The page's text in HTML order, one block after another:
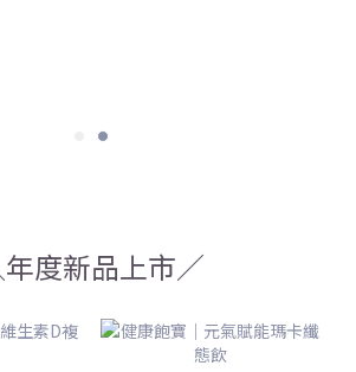
度新品上市／